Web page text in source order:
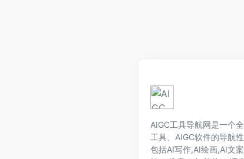
AIGC工具导航网是一个
工具、AIGC软件的导航
包括AI写作,AI绘画,AI文